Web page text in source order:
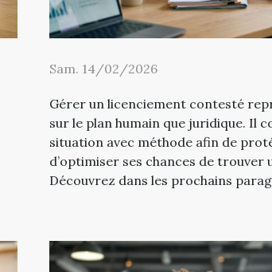
Sam. 14/02/2026
Gérer un licenciement contesté
sur le plan humain que juridique. Il
situation avec méthode afin de
d’optimiser ses chances de trouver
Découvrez dans les prochains